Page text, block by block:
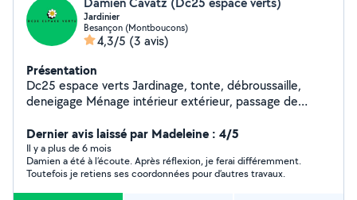
Jardinier
Besançon (Montboucons)
4,3/5 (3 avis)
Présentation
Dc25 espace verts Jardinage, tonte, débroussaille,
deneigage Ménage intérieur extérieur, passage de
Dernier avis laissé par Madeleine : 4/5
Il y a plus de 6 mois
Damien a été à l’écoute. Après réflexion, je ferai différemment.
Toutefois je retiens ses coordonnées pour d’autres travaux.